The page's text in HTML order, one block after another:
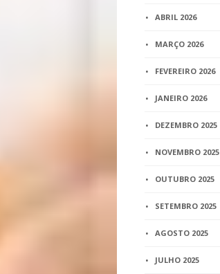
ABRIL 2026
MARÇO 2026
FEVEREIRO 2026
JANEIRO 2026
DEZEMBRO 2025
NOVEMBRO 2025
OUTUBRO 2025
SETEMBRO 2025
AGOSTO 2025
JULHO 2025